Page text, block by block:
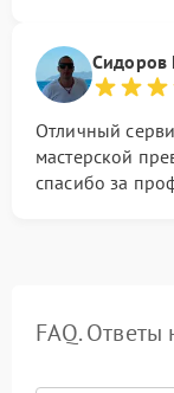
Сидоров
Отличный
мастерской
спасибо за
FAQ.